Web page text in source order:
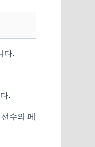
다.
.
수의 페